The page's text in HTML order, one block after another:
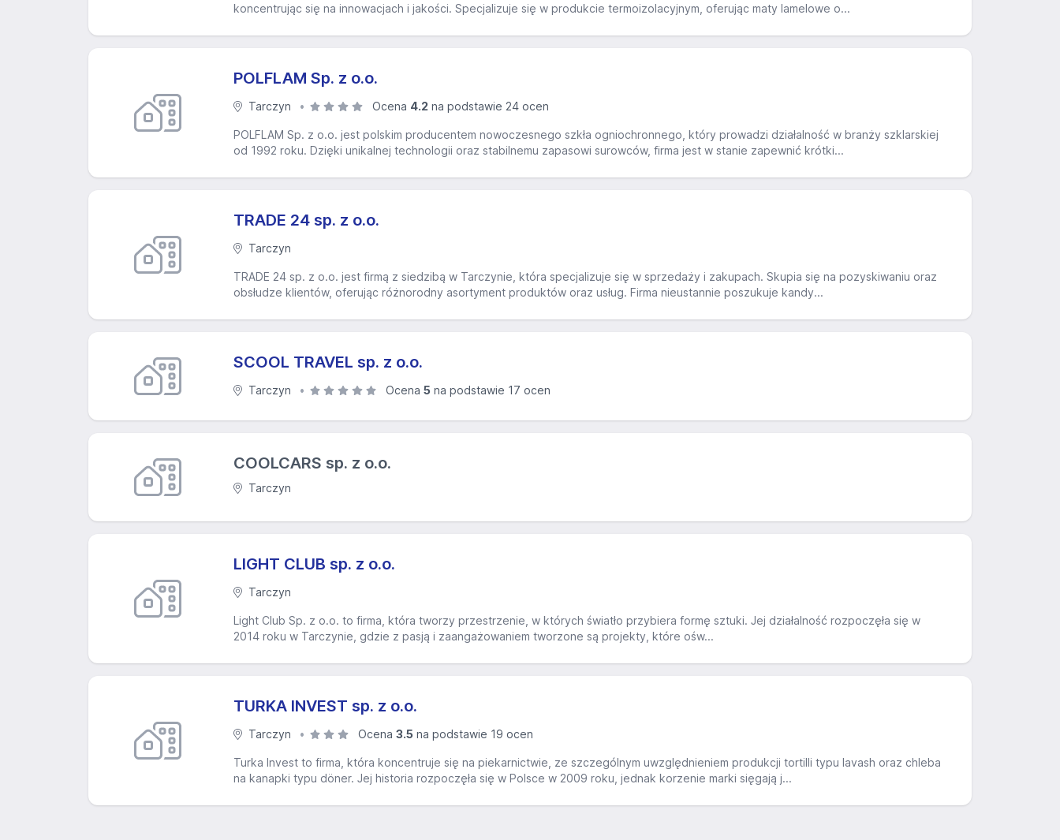
koncentrując się na innowacjach i jakości. Specjalizuje się w produkcie termoizolacyjnym, oferując maty lamelowe o...
POLFLAM Sp. z o.o.
Tarczyn Ocena 4.2 na podstawie 24 ocen
POLFLAM Sp. z o.o. jest polskim producentem nowoczesnego szkła ogniochronnego, który prowadzi działalność w branży szklarskiej
od 1992 roku. Dzięki unikalnej technologii oraz stabilnemu zapasowi surowców, firma jest w stanie zapewnić krótki...
TRADE 24 sp. z o.o.
Tarczyn
TRADE 24 sp. z o.o. jest firmą z siedzibą w Tarczynie, która specjalizuje się w sprzedaży i zakupach. Skupia się na pozyskiwaniu oraz
obsłudze klientów, oferując różnorodny asortyment produktów oraz usług. Firma nieustannie poszukuje kandy...
SCOOL TRAVEL sp. z o.o.
Tarczyn Ocena5 na podstawie 17 ocen
COOLCARS sp. z o.o.
Tarczyn
LIGHT CLUB sp. z o.o.
Tarczyn
Light Club Sp. z o.o. to firma, która tworzy przestrzenie, w których światło przybiera formę sztuki. Jej działalność rozpoczęła się w
2014 roku w Tarczynie, gdzie z pasją i zaangażowaniem tworzone są projekty, które ośw...
TURKA INVEST sp. z o.o.
Tarczyn Ocena 3.5 na podstawie 19 ocen
Turka Invest to firma, która koncentruje się na piekarnictwie, ze szczególnym uwzględnieniem produkcji tortilli typu lavash oraz chleba
na kanapki typu döner. Jej historia rozpoczęła się w Polsce w 2009 roku, jednak korzenie marki sięgają j...